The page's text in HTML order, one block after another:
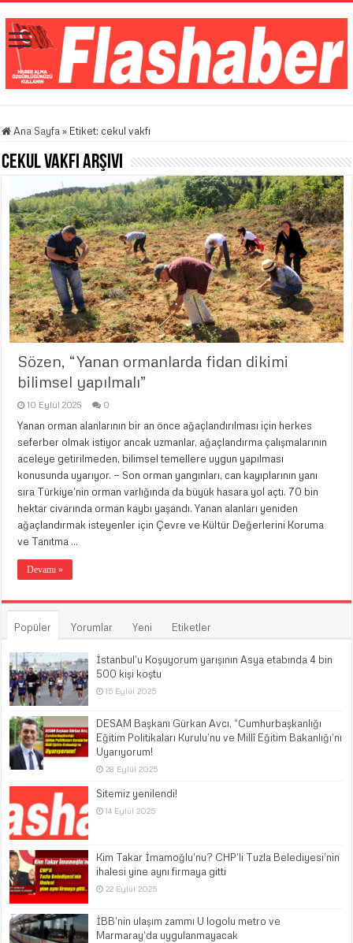
Ana Sayfa » Etiket: cekul vakfı
cekul vakfıArşivi
Sözen, “Yanan ormanlarda fidan dikimi
bilimsel yapılmalı”
10 Eylül 2025 0
Yanan orman alanlarının bir an önce ağaçlandırılması için herkes
seferber olmak istiyor ancak uzmanlar, ağaçlandırma çalışmalarının
aceleye getirilmeden, bilimsel temellere uygun yapılması
konusunda uyarıyor. — Son orman yangınları, can kayıplarının yanı
sıra Türkiye’nin orman varlığında da büyük hasara yol açtı. 70 bin
hektar civarında orman kaybı yaşandı. Yanan alanları yeniden
ağaçlandırmak isteyenler için Çevre ve Kültür Değerlerini Koruma
ve Tanıtma …
Devamı »
Popüler Yorumlar Yeni Etiketler
İstanbul’u Koşuyorum yarışının Asya etabında 4 bin
500 kişi koştu
15 Eylül 2025
DESAM Başkanı Gürkan Avcı, “Cumhurbaşkanlığı
Eğitim Politikaları Kurulu’nu ve Millî Eğitim Bakanlığı’nı
Uyarıyorum!
28 Eylül 2025
Sitemiz yenilendi!
14 Eylül 2025
Kim Takar İmamoğlu’nu? CHP’li Tuzla Belediyesi’nin
ihalesi yine aynı firmaya gitti
22 Eylül 2025
İBB’nin ulaşım zammı U logolu metro ve
Marmaray’da uygulanmayacak